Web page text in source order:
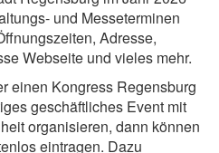
und Messeterminen
Adresse,
Webseite und vieles mehr.
einen Kongress Regensburg
geschäftliches Event mit
organisieren, dann können
eintragen. Dazu